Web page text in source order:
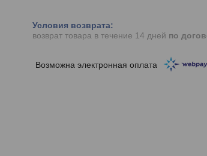
возврат товара в течение 14 дней по